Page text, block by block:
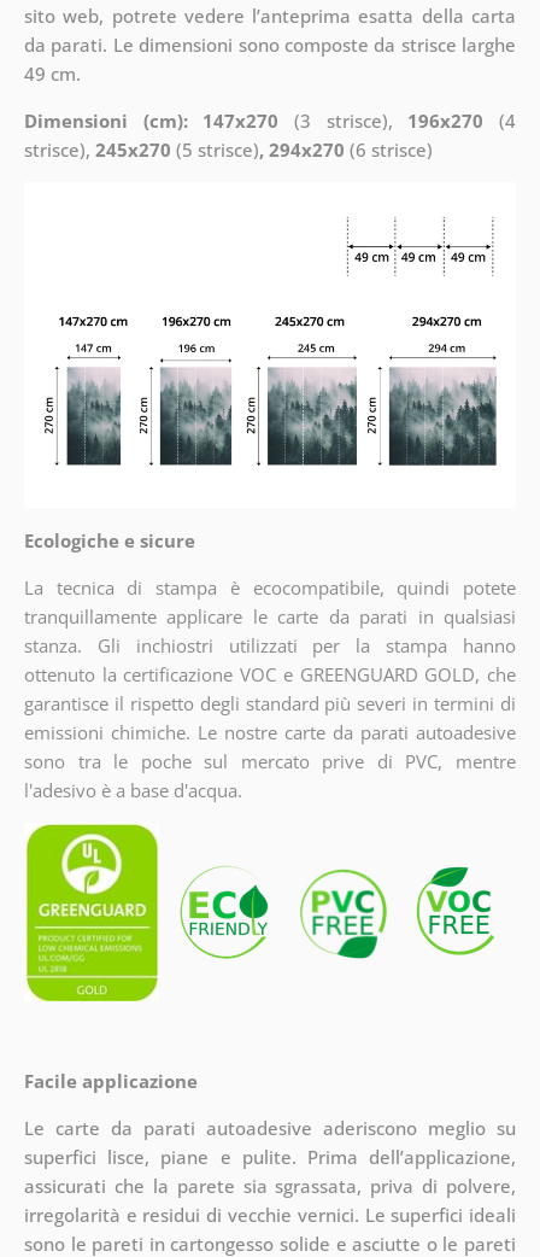
sito web, potrete vedere l’anteprima esatta della carta
da parati. Le dimensioni sono composte da strisce larghe
49 cm.
Dimensioni (cm): 147x270 (3 strisce), 196x270 (4
strisce), 245x270 (5 strisce), 294x270 (6 strisce)
Ecologiche e sicure
La tecnica di stampa è ecocompatibile, quindi potete
tranquillamente applicare le carte da parati in qualsiasi
stanza. Gli inchiostri utilizzati per la stampa hanno
ottenuto la certificazione VOC e GREENGUARD GOLD, che
garantisce il rispetto degli standard più severi in termini di
emissioni chimiche. Le nostre carte da parati autoadesive
sono tra le poche sul mercato prive di PVC, mentre
l'adesivo è a base d'acqua.
Facile applicazione
Le carte da parati autoadesive aderiscono meglio su
superfici lisce, piane e pulite. Prima dell’applicazione,
assicurati che la parete sia sgrassata, priva di polvere,
irregolarità e residui di vecchie vernici. Le superfici ideali
sono le pareti in cartongesso solide e asciutte o le pareti